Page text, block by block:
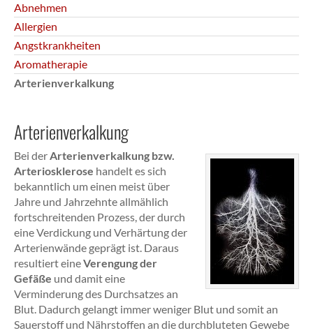
Abnehmen
Allergien
Angstkrankheiten
Aromatherapie
Arterienverkalkung
Arterienverkalkung
Bei derArterienverkalkung bzw.
Arteriosklerose handelt es sich
bekanntlich um einen meist über
Jahre und Jahrzehnte allmählich
fortschreitenden Prozess, der durch
eine Verdickung und Verhärtung der
Arterienwände geprägt ist. Daraus
resultiert eineVerengung der
Gefäße und damit eine
Verminderung des Durchsatzes an
Blut. Dadurch gelangt immer weniger Blut und somit an
Sauerstoff und Nährstoffen an die durchbluteten Gewebe